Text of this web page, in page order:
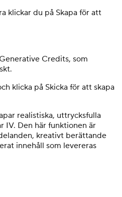
klickar du på Skapa för att
Credits, som
klicka på Skicka för att skapa
realistiska, uttrycksfulla
IV. Den här funktionen är
kreativt berättande
innehåll som levereras